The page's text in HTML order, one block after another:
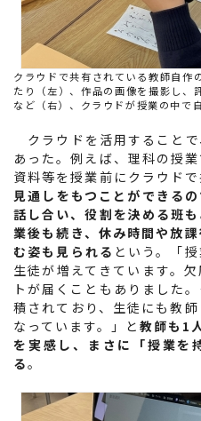
クラウドで共有されている教師自作
たり（左）、作品の画像を撮影し、
など（右）、クラウドが授業の中で
クラウドを活用すること
あった。例えば、理科の授
資料等を授業前にクラウドで
見通しをもつことができる
話し合い、役割を決める班も
業後も続き、休み時間や放
む姿も見られる という。「
生徒が増えてきています。
トが届くこともありました
積されており、生徒にも教
なっています。」と教師も1
を実感し、まさに「授業を
る。